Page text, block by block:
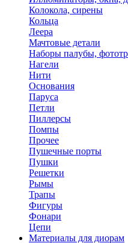
Колокола, сирены
Кольца
Леера
Мачтовые детали
Наборы палубы,
Нагели
Нити
Основания
Паруса
Петли
Пиллерсы
Помпы
Прочее
Пушечные порты
Пушки
Решетки
Рымы
Трапы
Фигуры
Фонари
Цепи
Материалы для диорам